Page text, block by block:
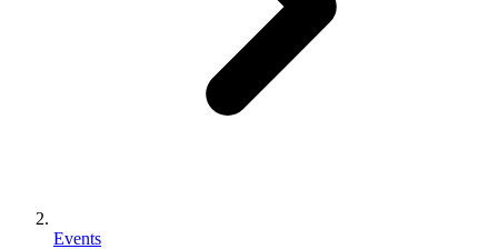
Events